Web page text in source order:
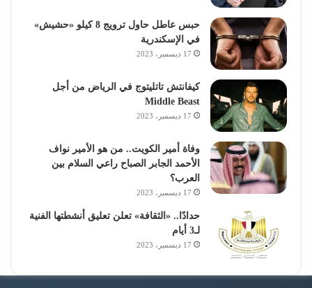
حبس عاطل حاول ترويج 8 كيلو «حشيش»
في الإسكندرية
17 ديسمبر، 2023
كيفانتش تاتليتوج في الرياض من أجل
Middle Beast
17 ديسمبر، 2023
وفاة أمير الكويت.. من هو الأمير نواف
الأحمد الجابر الصباح راعي السلام بين
العرب؟
17 ديسمبر، 2023
حدادًا.. «الثقافة» تعلن تعليق أنشطتها الفنية
لـ3 أيام
17 ديسمبر، 2023